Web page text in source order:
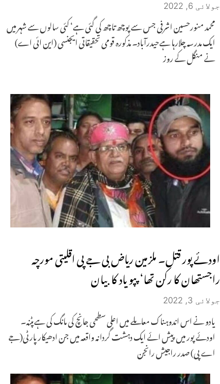
جولائی 6, 2022
محمد منورحسین اشرفی جس سے پوچھ تاچھ کی گئی ہے‘ کئی سالوں سے شہر میں
ایک مدرسہ چلارہا ہےحیدرآباد۔ مذکورہ قومی تحقیقاتی ایجنسی (این ائی اے)
نے منگل کے روز
اودئے پور قتل۔ ملزمین ریاض بی جے پی اقلیتی مورچہ
راجستھان کا رکن تھا‘ پپو یاد کا بیان
جولائی 3, 2022
یادو نے اس اندوہناک معاملے میں اعلی سطحی جانچ کی مانگ کی ہےپٹنہ۔
اودئے پور میں پیش ائے ایک دہشت گردانہ واقعہ میں جن ادھیکار پارٹی(جے
اے پی) صدر راجیش رانجن